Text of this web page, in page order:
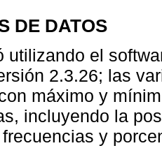
DE DATOS
utilizando el
2.3.26; las
máximo y
incluyendo la
y